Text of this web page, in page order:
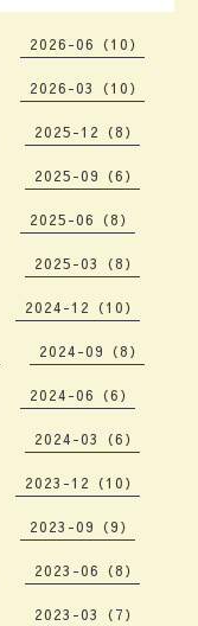
2026-06（10）
2026-03（10）
2025-12（8）
2025-09（6）
2025-06（8）
2025-03（8）
2024-12（10）
2024-09（8）
2024-06（6）
2024-03（6）
2023-12（10）
2023-09（9）
2023-06（8）
2023-03（7）